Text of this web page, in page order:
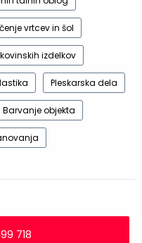
vrtcev in šol
izdelkov
Pleskarska dela
Barvanje objekta
718